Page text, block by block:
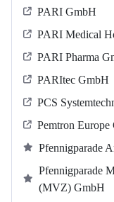
PARI GmbH
PARI Medical
PARI Pharma
PARItec GmbH
PCS
Pemtron Europe
Pfennigparade
Pfennigparade
(MVZ) GmbH